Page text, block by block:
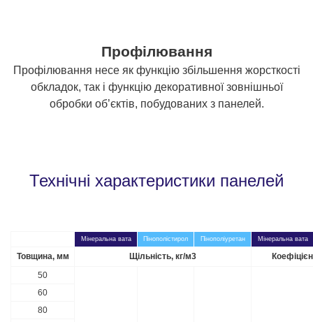
Профілювання
Профілювання несе як функцію збільшення жорсткості
обкладок, так і функцію декоративної зовнішньої
обробки об’єктів, побудованих з панелей.
Технічні характеристики панелей
Мінеральна вата Пінополістирол Пінополіуретан Мінеральна вата
Товщина, мм Щільність, кг/м3
50
60
80